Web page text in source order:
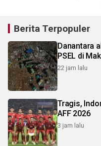
Berita Terpopuler
Danantara
PSEL di
22 jam lalu
Tragis,
AFF 2026
3 jam lalu